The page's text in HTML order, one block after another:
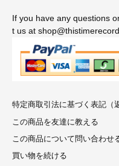
If you have any questions
t us at
特定商取引法に基づく表記（
この商品を友達に教える
この商品について問い合わせ
買い物を続ける